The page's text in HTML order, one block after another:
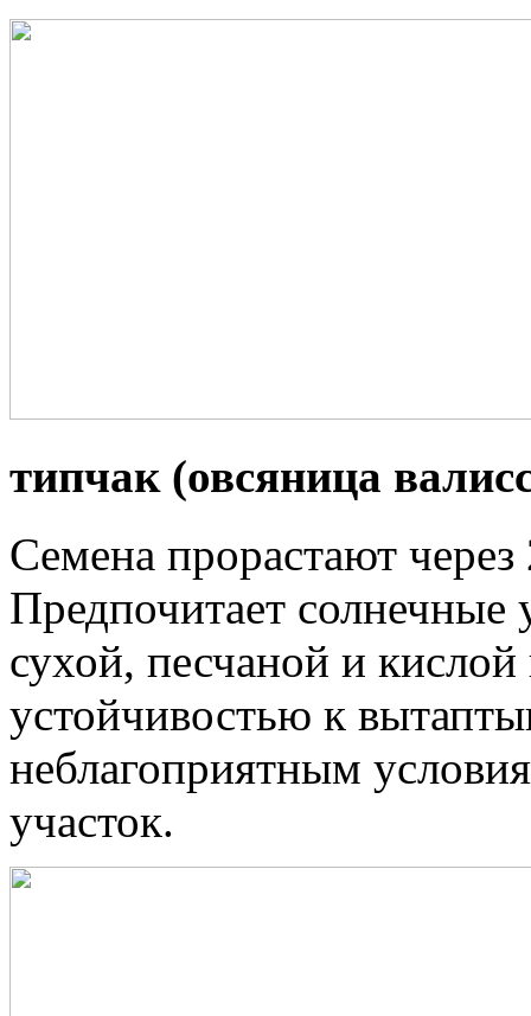
типчак (овсяница
Семена прорастают
Предпочитает солнечные
сухой, песчаной и
устойчивостью к
неблагоприятным
участок.